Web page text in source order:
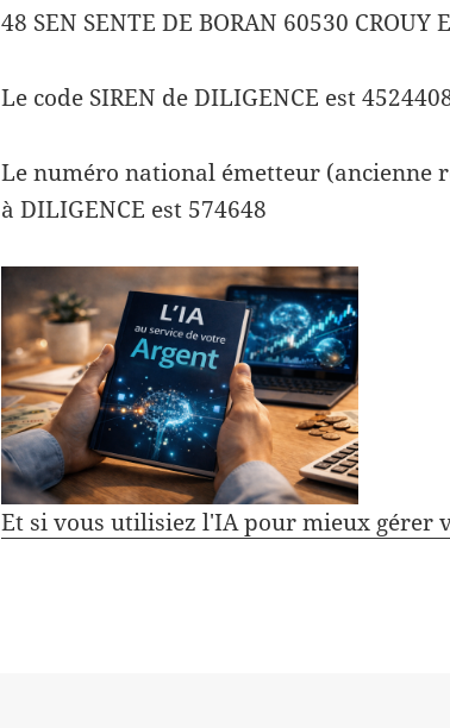
48 SEN SENTE DE BORAN 60530 CROUY
Le code SIREN de DILIGENCE est
Le numéro national émetteur (ancienne
à DILIGENCE est 574648
Et si vous utilisiez l'IA pour mieux gérer